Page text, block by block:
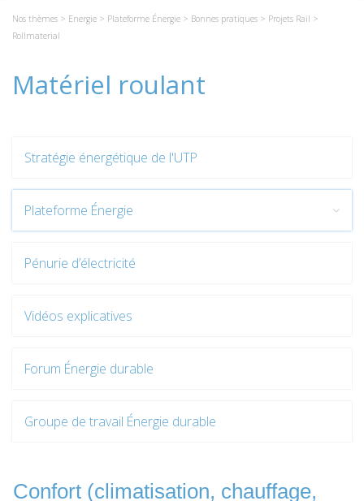
Nos thèmes > Energie > Plateforme Énergie > Bonnes pratiques > Projets Rail >
Rollmaterial
Matériel roulant
Stratégie énergétique de l'UTP
Plateforme Énergie
Pénurie d’électricité
Vidéos explicatives
Forum Énergie durable
Groupe de travail Énergie durable
Confort (climatisation, chauffage,